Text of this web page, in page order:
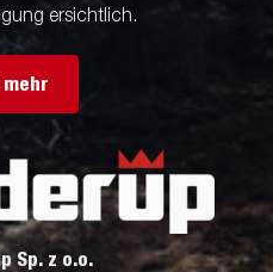
ersichtlich.
mehr
Sp. z o.o.